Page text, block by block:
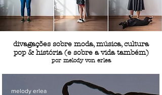
melody von erlea repeteroupa repete roupa repete roupa!
repeteroupa!
divagações sobre moda, música, cultura
pop & história (e sobre a vida também)
por melody von erlea
melody erlea